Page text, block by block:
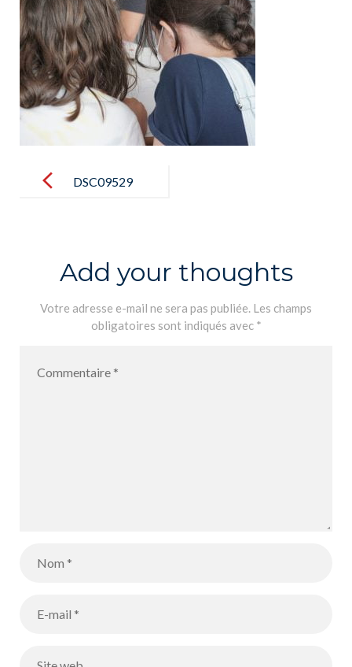
navigationDSC09529
Add your thoughts
Votre adresse e-mail ne sera pas publiée. Les champs
obligatoires sont indiqués avec *